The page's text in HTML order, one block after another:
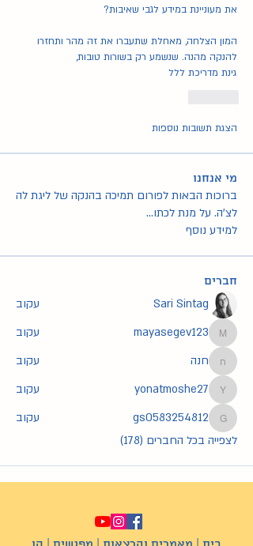
את מעוניינת במידע לגבי שאיבות?
להנקה מהנה. שנשמע רק בשורות טובות,
גינת מדריכת ללל
הצגת תשובות נוספות
מי אנחנו
ברוכות הבאות לפורום תמיכה בהנקה של ליגת לה
לצ'ה. על מנת לכתו...
למידע נוסף
חברים
Sari Sintag עקוב
mayasegev123
mayasegev123 עקוב
חנהחנה עקוב
yonatmoshe27
yonatmoshe27 עקוב
gs0583254812
gs0583254812
עקוב
לצפייה בכל החברים (178)